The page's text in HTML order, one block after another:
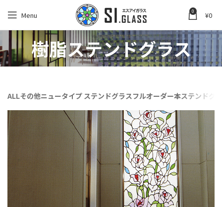
Menu 0 ¥0
樹脂ステンドグラス
ALLその他ニュータイプ ステンドグラスフルオーダー本ステンドグ